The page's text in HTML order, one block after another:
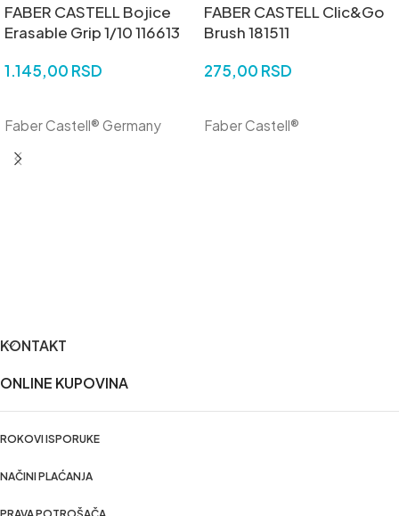
FABER CASTELL Bojice
Erasable Grip 1/10 116613
1.145,00 RSD
Faber Castell® Germany
FABER CASTELL Clic&Go
Brush 181511
275,00 RSD
Faber Castell®
KONTAKT
ONLINE KUPOVINA
ROKOVI ISPORUKE
NAČINI PLAĆANJA